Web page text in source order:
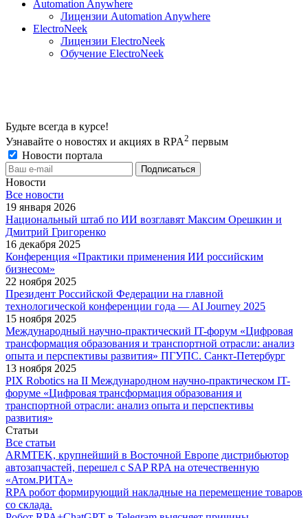
Automation Anywhere
Лицензии Automation Anywhere
ElectroNeek
Лицензии ElectroNeek
Обучение ElectroNeek
Будьте всегда в курсе!
Узнавайте о новостях и акциях в RPA2 первым
Новости портала
Новости
Все новости
19 января 2026
Национальный штаб по ИИ возглавят Максим Орешкин и
Дмитрий Григоренко
16 декабря 2025
Конференция «Практики применения ИИ российским
бизнесом»
22 ноября 2025
Президент Российской Федерации на главной
технологической конференции года — AI Journey 2025
15 ноября 2025
Международный научно-практический IT-форум «Цифровая
трансформация образования и транспортной отрасли: анализ
опыта и перспективы развития» ПГУПС. Санкт-Петербург
13 ноября 2025
PIX Robotics на II Международном научно-практическом IT-
форуме «Цифровая трансформация образования и
транспортной отрасли: анализ опыта и перспективы
развития»
Статьи
Все статьи
ARMTEK, крупнейший в Восточной Европе дистрибьютор
автозапчастей, перешел с SAP RPA на отечественную
«Атом.РИТА»
RPA робот формирующий накладные на перемещение товаров
со склада.